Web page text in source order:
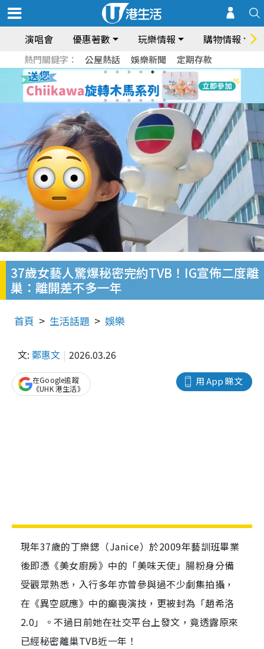
演唱會 優惠著數 玩樂情報 購物情報
熱門關鍵字： 公屋熱話 娛樂新聞 定期存款
37歲女藝人驚爆秘密完約TVB！IG宣佈二度離
巢：離開差不多一年
首頁 生活話題 娛樂
文: 鄭惠文 2026.03.26
用 App 睇文
在Google追蹤
《UHK 港生活》
現年37歲的丁樂鍶（Janice）於2009年藝訓班畢業
後即憑《美女廚房》中的「美味天使」腸粉身分備
受觀眾熟悉，入行多年亦曾參與過不少劇集拍攝，
在《異空感應》中的癲喪演技，更被封為「趙希洛
2.0」。不過日前她在社交平台上發文，竟透露原來
已經秘密離巢TVB近一年！